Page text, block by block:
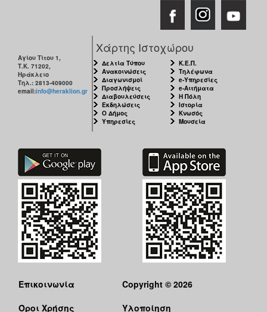
Αγίου Τίτου 1,
Τ.Κ. 71202,
Ηράκλειο
Τηλ.: 2813-409000
email:info@heraklion.gr
Χάρτης Ιστοχώρου
Δελτία Τύπου
Ανακοινώσεις
Διαγωνισμοί
Προσλήψεις
Διαβουλεύσεις
Εκδηλώσεις
Ο Δήμος
Υπηρεσίες
Κ.Ε.Π.
Τηλέφωνα
e-Υπηρεσίες
e-Αιτήματα
Η Πόλη
Ιστορία
Κνωσός
Μουσεία
Επικοινωνία
Όροι Χρήσης
Copyright © 2026
Υλοποίηση